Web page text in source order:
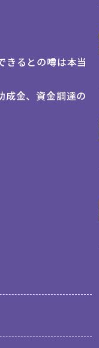
きるとの噂は本当
成金、資金調達の